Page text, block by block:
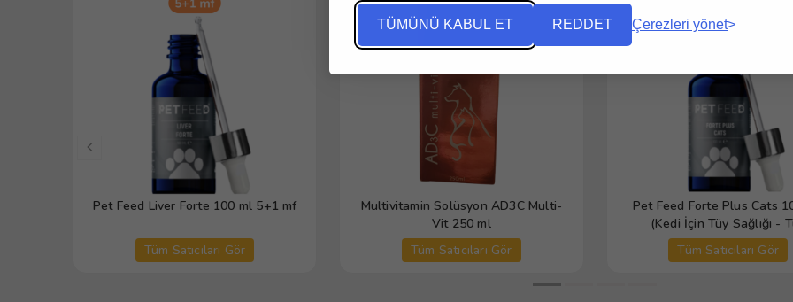
TÜMÜNÜ KABUL ET REDDET Çerezleri yönet
Pet Feed Liver Forte 100 ml 5+1 mf
Tüm Satıcıları Gör
Multivitamin Solüsyon AD3C Multi-
Vit 250 ml
Tüm Satıcıları Gör
Pet Feed Forte Plus Cats
(Kedi İçin Tüy Sağlığı -
Dökülmesi Önleyici Damla)
Tüm Satıcıları Gör